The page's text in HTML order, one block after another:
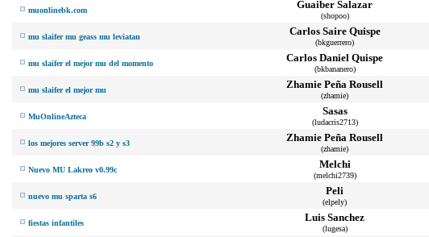
muonlinebk.com Guaiber Salazar
(shopoo)
mu slaifer mu geass mu leviatan Carlos Saire Quispe
(bkguerrero)
mu slaifer el mejor mu del momento Carlos Daniel Quispe
(bkbananero)
mu slaifer el mejor mu Zhamie Peña Rousell
(zhamie)
MuOnlineAzteca Sasas
(ludacris2713)
los mejores server 99b s2 y s3 Zhamie Peña Rousell
(zhamie)
Nuevo MU Lakreo v0.99c Melchi
(melchi2739)
nuevo mu sparta s6 Peli
(elpely)
fiestas infantiles Luis Sanchez
(lugesa)